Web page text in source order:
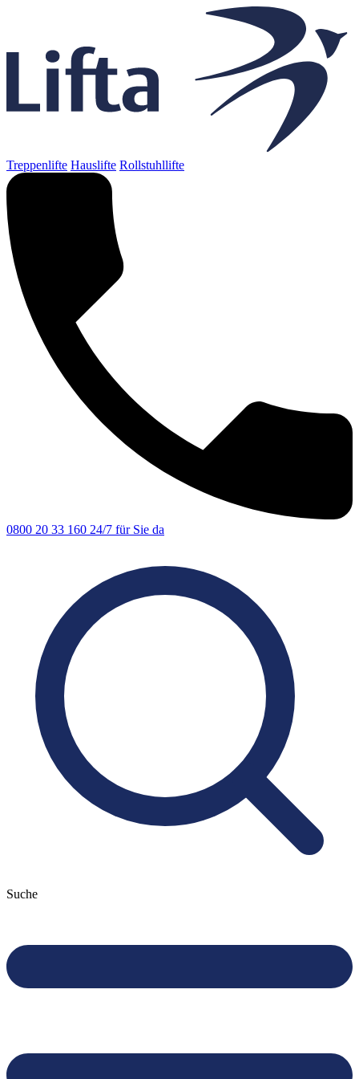
Treppenlifte Hauslifte Rollstuhllifte
0800 20 33 160 24/7 für Sie da
Suche